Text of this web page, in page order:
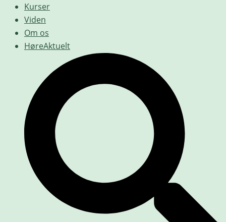
Kurser
Viden
Om os
HøreAktuelt